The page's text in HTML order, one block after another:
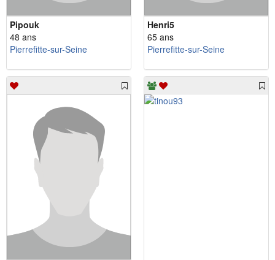
Pipouk
48 ans
Pierrefitte-sur-Seine
Henri5
65 ans
Pierrefitte-sur-Seine